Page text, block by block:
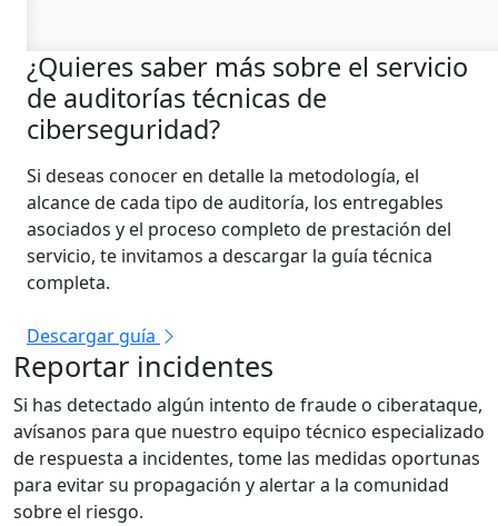
¿Quieres saber más sobre el servicio
de auditorías técnicas de
ciberseguridad?
Si deseas conocer en detalle la metodología, el
alcance de cada tipo de auditoría, los entregables
asociados y el proceso completo de prestación del
servicio, te invitamos a descargar la guía técnica
completa.
Descargar guía
Reportar incidentes
Si has detectado algún intento de fraude o ciberataque,
avísanos para que nuestro equipo técnico especializado
de respuesta a incidentes, tome las medidas oportunas
para evitar su propagación y alertar a la comunidad
sobre el riesgo.